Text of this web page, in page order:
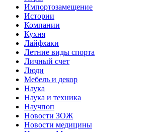
Импортозамещение
Истории
Компании
Кухня
Лайфхаки
Летние виды спорта
Личный счет
Люди
Мебель и декор
Наука
Наука и техника
Научпоп
Новости ЗОЖ
Новости медицины